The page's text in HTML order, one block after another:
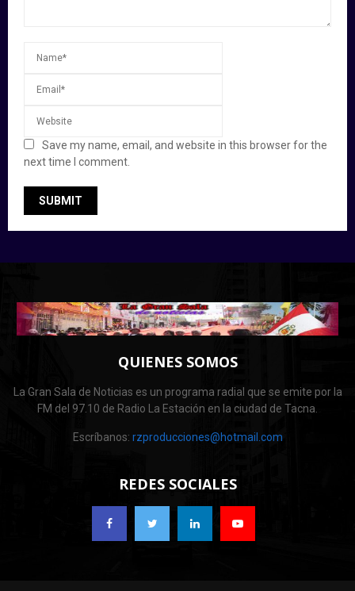
Save my name, email, and website in this browser for the
next time I comment.
QUIENES SOMOS
La Gran Sala de Noticias es un programa radial que se emite por la
FM del 97.10 de Radio La Estación en la ciudad de Tacna.
Escríbanos: rzproducciones@hotmail.com
REDES SOCIALES